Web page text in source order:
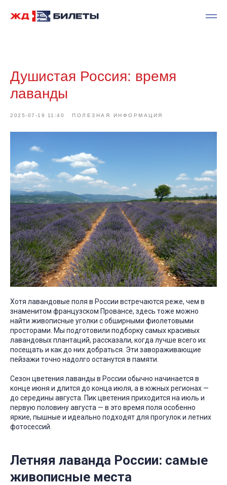
Душистая Россия: время
лаванды
2025-07-19 11:40 ПОЛЕЗНАЯ ИНФОРМАЦИЯ
Хотя лавандовые поля в России встречаются реже, чем в
знаменитом французском Провансе, здесь тоже можно
найти живописные уголки с обширными фиолетовыми
просторами. Мы подготовили подборку самых красивых
лавандовых плантаций, рассказали, когда лучше всего их
посещать и как до них добраться. Эти завораживающие
пейзажи точно надолго останутся в памяти.
Сезон цветения лаванды в России обычно начинается в
конце июня и длится до конца июля, а в южных регионах —
до середины августа. Пик цветения приходится на июль и
первую половину августа — в это время поля особенно
яркие, пышные и идеально подходят для прогулок и летних
фотосессий.
Летняя лаванда России: самые
живописные места